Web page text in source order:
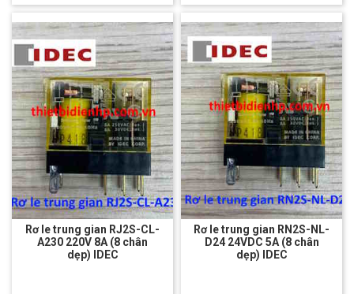
Rơ le trung gian RJ2S-CL-
A230 220V 8A (8 chân
dẹp) IDEC
Rơ le trung gian RN2S-NL-
D24 24VDC 5A (8 chân
dẹp) IDEC